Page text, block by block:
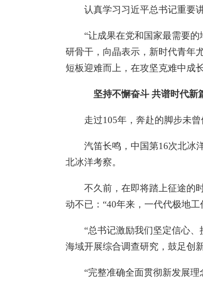
认真学习习近平总书记重要
“让成果在党和国家最需要
研骨干，向晶表示，新时代青年
短板迎难而上，在攻坚克难中成
坚持不懈奋斗 共谱时代新
走过105年，奔赴的脚步未
汽笛长鸣，中国第16次北冰
北冰洋考察。
不久前，在即将踏上征途的
动不已：“40年来，一代代极地
“总书记激励我们坚定信心
海域开展综合调查研究，鼓足创
“完整准确全面贯彻新发展